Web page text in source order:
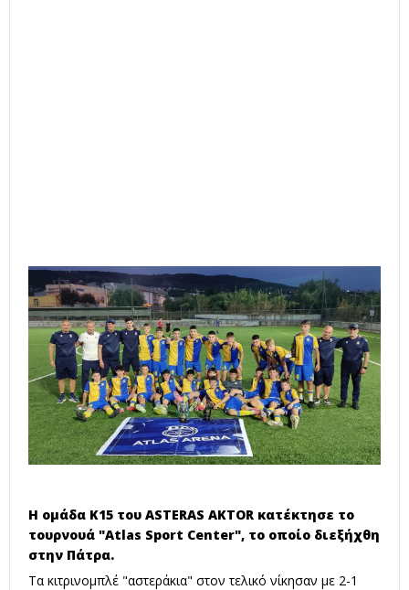
Η ομάδα Κ15 του ASTERAS AKTOR κατέκτησε το
τουρνουά "Atlas Sport Center", το οποίο διεξήχθη
στην Πάτρα.
Τα κιτρινομπλέ "αστεράκια" στον τελικό νίκησαν με 2-1